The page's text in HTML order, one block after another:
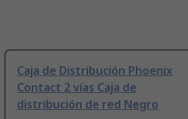
Caja de Distribución Phoenix
Contact 2 vías Caja de
distribución de red Negro